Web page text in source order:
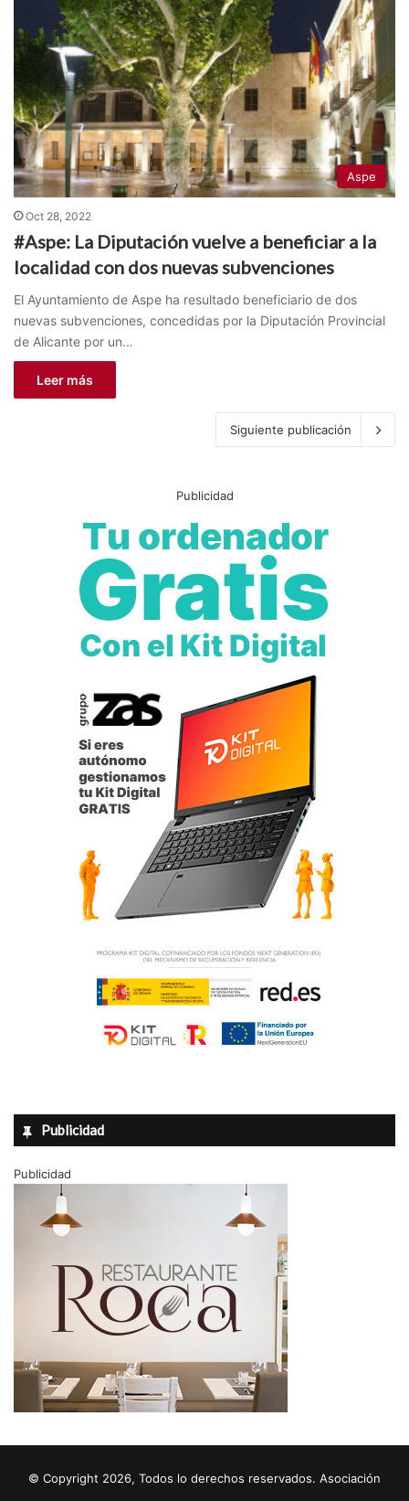
Aspe
Oct 28, 2022
#Aspe: La Diputación vuelve a beneficiar a la
localidad con dos nuevas subvenciones
El Ayuntamiento de Aspe ha resultado beneficiario de dos
nuevas subvenciones, concedidas por la Diputación Provincial
de Alicante por un…
Leer más
Siguiente publicación
Publicidad
Publicidad
Publicidad
© Copyright 2026, Todos lo derechos reservados. Asociación